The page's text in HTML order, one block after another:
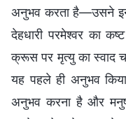
अनुभव करता है—उसने इन
देहधारी परमेश्वर का
क्रूस पर मृत्यु का स्वाद
यह पहले ही अनुभव
अनुभव करना है और